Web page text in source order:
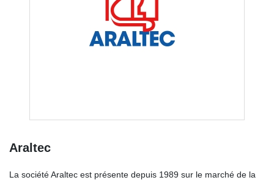
Araltec
La société Araltec est présente depuis 1989 sur le marché de la